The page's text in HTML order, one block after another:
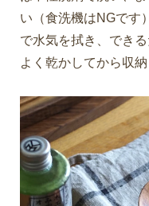
い（食洗機はNGです
で水気を拭き、でき
よく乾かしてから収納